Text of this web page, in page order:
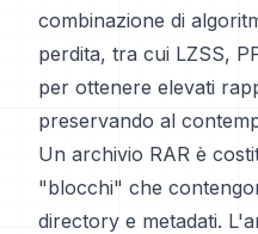
combinazione di
perdita, tra cui LZSS,
per ottenere elevati
preservando al
Un archivio RAR è
"blocchi" che
directory e metadati.